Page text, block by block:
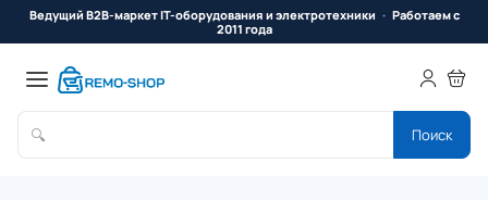
Ведущий B2B-маркет IT-оборудования и электротехники
Работаем с
2011 года
🔍 Поиск